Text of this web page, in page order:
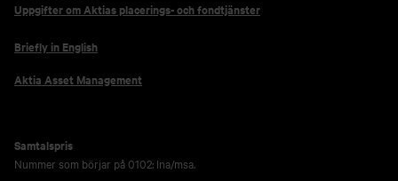
Uppgifter om Aktias placerings- och fondtjänster
Briefly in English
Aktia Asset Management
Samtalspris
Nummer som börjar på 0102: lna/msa.